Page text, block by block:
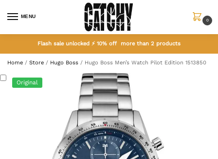
MENU
0
Flash sale unlocked ⚡ 10% off more than 2 products
Home / Store / Hugo Boss / Hugo Boss Men’s Watch Pilot Edition 1513850
Original